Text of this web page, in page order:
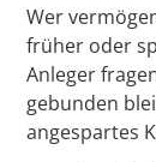
Wer
früher oder
Anleger
gebunden
angespartes